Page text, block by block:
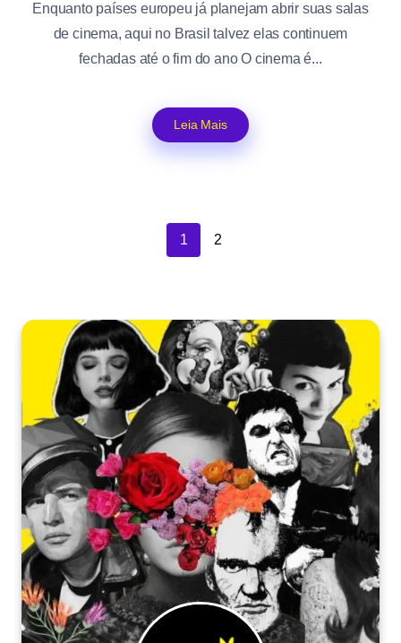
Enquanto países europeu já planejam abrir suas salas
de cinema, aqui no Brasil talvez elas continuem
fechadas até o fim do ano O cinema é...
Leia Mais
1 2